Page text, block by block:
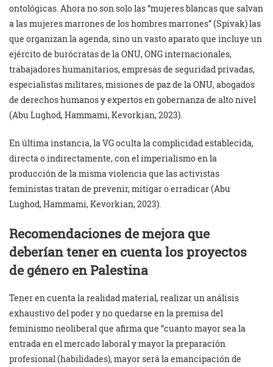
ontológicas. Ahora no son solo las “mujeres blancas que salvan
a las mujeres marrones de los hombres marrones” (Spivak) las
que organizan la agenda, sino un vasto aparato que incluye un
ejército de burócratas de la ONU, ONG internacionales,
trabajadores humanitarios, empresas de seguridad privadas,
especialistas militares, misiones de paz de la ONU, abogados
de derechos humanos y expertos en gobernanza de alto nivel
(Abu Lughod, Hammami, Kevorkian, 2023).
En última instancia, la VG oculta la complicidad establecida,
directa o indirectamente, con el imperialismo en la
producción de la misma violencia que las activistas
feministas tratan de prevenir, mitigar o erradicar (Abu
Lughod, Hammami, Kevorkian, 2023).
Recomendaciones de mejora que
deberían tener en cuentalos proyectos
de género en Palestina
Tener en cuenta la realidad material, realizar un análisis
exhaustivo del poder y no quedarse en la premisa del
feminismo neoliberal que afirma que “cuanto mayor sea la
entrada en el mercado laboral y mayor la preparación
profesional (habilidades), mayor será la emancipación de